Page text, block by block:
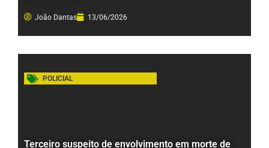
João Dantas 13/06/2026
POLICIAL
Terceiro suspeito de envolvimento em morte de